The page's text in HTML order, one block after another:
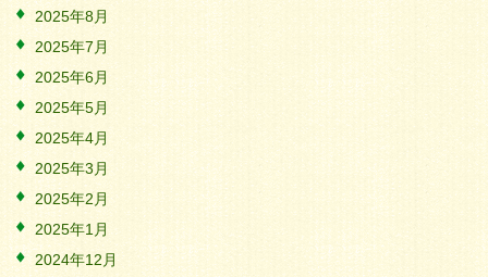
2025年8月
2025年7月
2025年6月
2025年5月
2025年4月
2025年3月
2025年2月
2025年1月
2024年12月